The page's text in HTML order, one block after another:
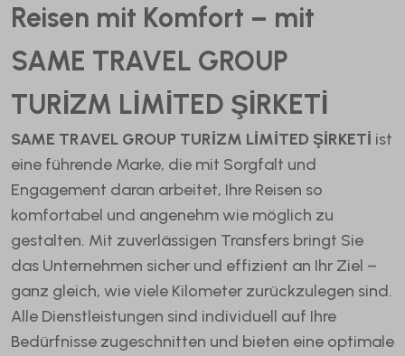
Reisen mit Komfort – mit
SAME TRAVEL GROUP
TURİZM LİMİTED ŞİRKETİ
SAME TRAVEL GROUP TURİZM LİMİTED ŞİRKETİ ist
eine führende Marke, die mit Sorgfalt und
Engagement daran arbeitet, Ihre Reisen so
komfortabel und angenehm wie möglich zu
gestalten. Mit zuverlässigen Transfers bringt Sie
das Unternehmen sicher und effizient an Ihr Ziel –
ganz gleich, wie viele Kilometer zurückzulegen sind.
Alle Dienstleistungen sind individuell auf Ihre
Bedürfnisse zugeschnitten und bieten eine optimale